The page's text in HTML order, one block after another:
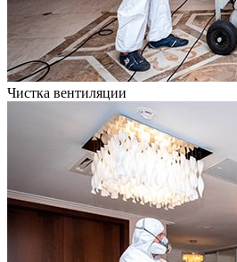
Чистка вентиляции